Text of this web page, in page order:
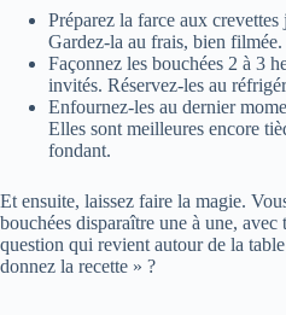
Préparez la farce aux crevettes
Gardez-la au frais, bien filmée.
Façonnez les bouchées 2 à 3
invités. Réservez-les au
Enfournez-les au dernier
Elles sont meilleures encore
fondant.
Et ensuite, laissez faire la magie.
bouchées disparaître une à une, avec
question qui revient autour de la
donnez la recette » ?